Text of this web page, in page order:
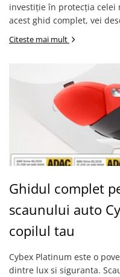
investiție în protecția celei
acest ghid complet, vei
Citeste mai mult
Ghidul complet
scaunului auto
copilul tau
Cybex Platinum este o
dintre lux si siguranta.